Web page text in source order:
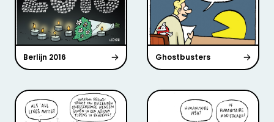
Berlijn 2016 Ghostbusters